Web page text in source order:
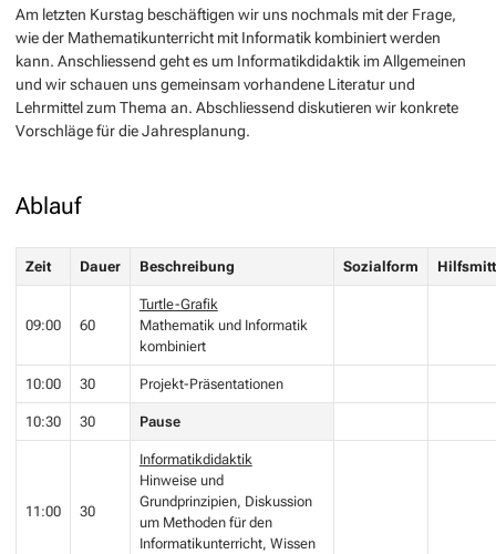
Am letzten Kurstag beschäftigen wir uns nochmals mit der Frage,
wie der Mathematikunterricht mit Informatik kombiniert werden
kann. Anschliessend geht es um Informatikdidaktik im Allgemeinen
und wir schauen uns gemeinsam vorhandene Literatur und
Lehrmittel zum Thema an. Abschliessend diskutieren wir konkrete
Vorschläge für die Jahresplanung.
Ablauf
Zeit Dauer Beschreibung Sozialform
09:00 60
Turtle-Grafik
Mathematik und Informatik
kombiniert
10:00 30 Projekt-Präsentationen
10:30 30 Pause
11:00 30
Informatikdidaktik
Hinweise und
Grundprinzipien, Diskussion
um Methoden für den
Informatikunterricht, Wissen